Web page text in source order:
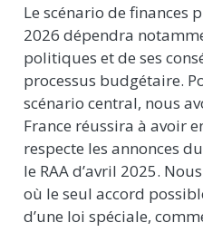
Le scénario de finances
2026 dépendra
politiques et de ses
processus budgétaire.
scénario central, nous
France réussira à avoir
respecte les annonces
le RAA d’avril 2025.
où le seul accord
d’une loi spéciale,